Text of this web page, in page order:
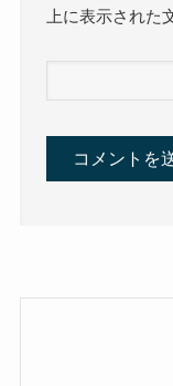
上に表示された